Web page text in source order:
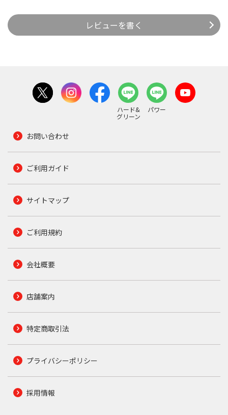
レビューを書く
ハード&
グリーン
パワー
お問い合わせ
ご利用ガイド
サイトマップ
ご利用規約
会社概要
店舗案内
特定商取引法
プライバシーポリシー
採用情報